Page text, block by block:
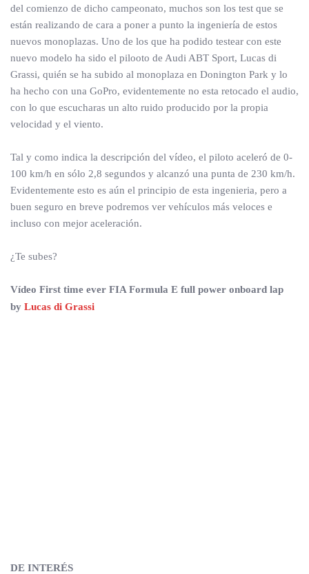
del comienzo de dicho campeonato, muchos son los test que se
están realizando de cara a poner a punto la ingeniería de estos
nuevos monoplazas. Uno de los que ha podido testear con este
nuevo modelo ha sido el pilooto de Audi ABT Sport, Lucas di
Grassi, quién se ha subido al monoplaza en Donington Park y lo
ha hecho con una GoPro, evidentemente no esta retocado el audio,
con lo que escucharas un alto ruido producido por la propia
velocidad y el viento.
Tal y como indica la descripción del vídeo, el piloto aceleró de 0-
100 km/h en sólo 2,8 segundos y alcanzó una punta de 230 km/h.
Evidentemente esto es aún el principio de esta ingenieria, pero a
buen seguro en breve podremos ver vehículos más veloces e
incluso con mejor aceleración.
¿Te subes?
Vídeo First time ever FIA Formula E full power onboard lap
by Lucas di Grassi
DE INTERÉS